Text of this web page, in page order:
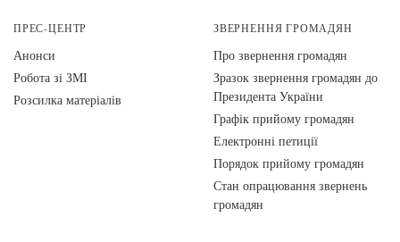
ПРЕС-ЦЕНТР
Анонси
Робота зі ЗМІ
Розсилка матеріалів
ЗВЕРНЕННЯ ГРОМАДЯН
Про звернення громадян
Зразок звернення громадян до
Президента України
Графік прийому громадян
Електронні петиції
Порядок прийому громадян
Стан опрацювання звернень
громадян